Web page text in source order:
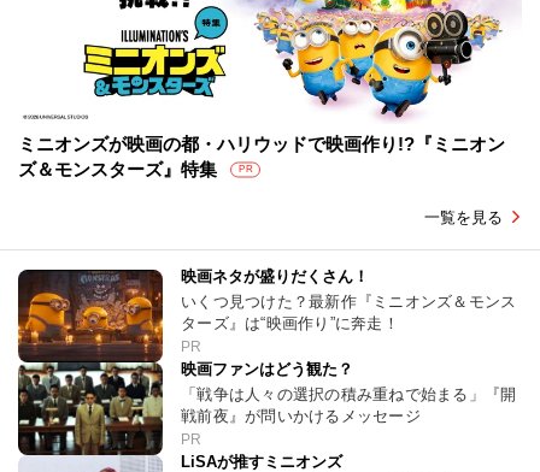
ミニオンズが映画の都・ハリウッドで映画作り!?『ミニオン
ズ＆モンスターズ』特集
PR
一覧を見る
映画ネタが盛りだくさん！
いくつ見つけた？最新作『ミニオンズ＆モンス
ターズ』は“映画作り”に奔走！
PR
映画ファンはどう観た？
「戦争は人々の選択の積み重ねで始まる」『開
戦前夜』が問いかけるメッセージ
PR
LiSAが推すミニオンズ